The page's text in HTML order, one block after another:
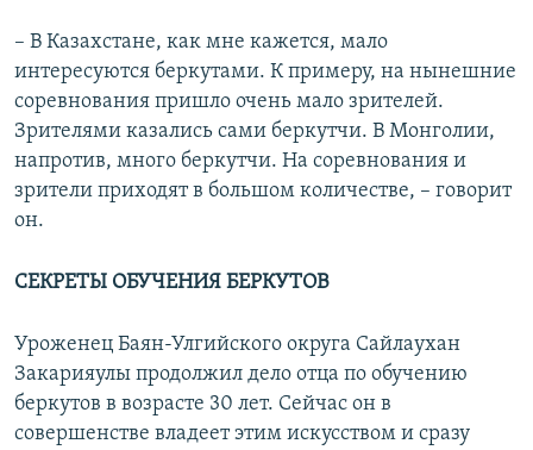
– В Казахстане, как мне кажется, мало
интересуются беркутами. К примеру, на нынешние
соревнования пришло очень мало зрителей.
Зрителями казались сами беркутчи. В Монголии,
напротив, много беркутчи. На соревнования и
зрители приходят в большом количестве, – говорит
он.
СЕКРЕТЫ ОБУЧЕНИЯ БЕРКУТОВ
Уроженец Баян-Улгийского округа Сайлаухан
Закарияулы продолжил дело отца по обучению
беркутов в возрасте 30 лет. Сейчас он в
совершенстве владеет этим искусством и сразу